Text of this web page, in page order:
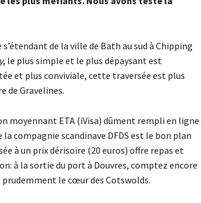
de la ville de Bath au sud à Chipping
, le plus simple et le plus dépaysant est
et plus conviviale, cette traversée est plus
de Gravelines.
moyennant ETA (iVisa) dûment rempli en ligne
compagnie scandinave DFDS est le bon plan
à un prix dérisoire (20 euros) offre repas et
à la sortie du port à Douvres, comptez encore
le cœur des Cotswolds.